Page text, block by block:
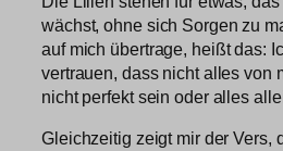
wächst, ohne sich Sorgen zu
auf mich übertrage, heißt das:
vertrauen, dass nicht alles von
nicht perfekt sein oder alles
Gleichzeitig zeigt mir der Vers,